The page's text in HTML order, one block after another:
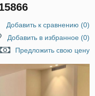
Добавить к сравнению (0)
Добавить в избранное(0)
Предложить свою цену